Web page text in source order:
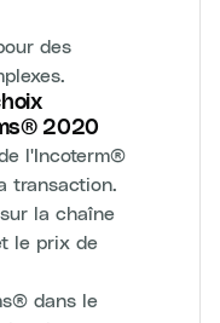
des
2020
l'Incoterm®
transaction.
la chaîne
le prix de
dans le